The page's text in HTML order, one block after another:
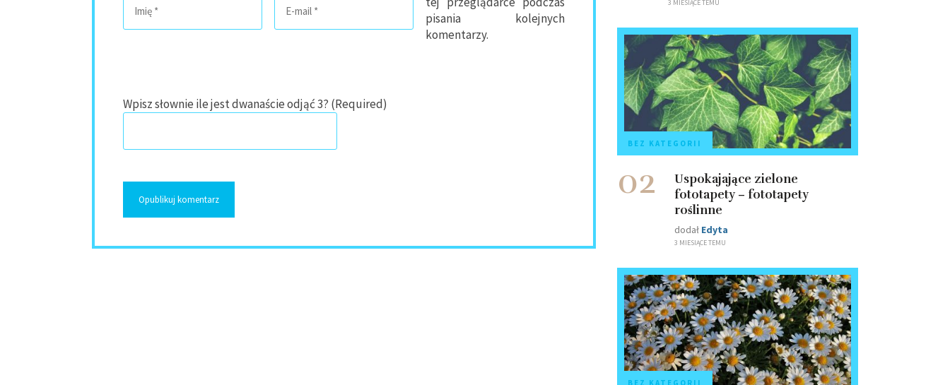
pisania kolejnych
komentarzy.
Wpisz słownie ile jest dwanaście odjąć 3? (Required)
3 MIESIĄCE TEMU
BEZ KATEGORII
02
Uspokajające zielone
fototapety – fototapety
roślinne
dodał Edyta
3 MIESIĄCE TEMU
BEZ KATEGORII